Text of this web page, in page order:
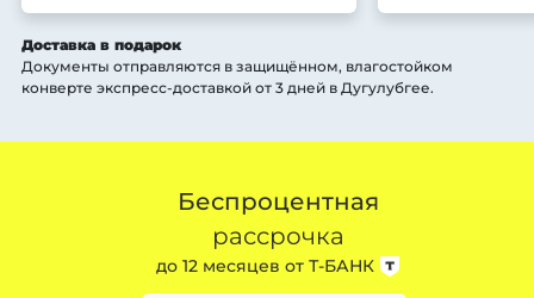
Доставка в подарок
Документы отправляются в защищённом, влагостойком
конверте экспресс-доставкой от 3 дней в Дугулубгее.
Беспроцентная
рассрочка
до 12 месяцев от Т-БАНК